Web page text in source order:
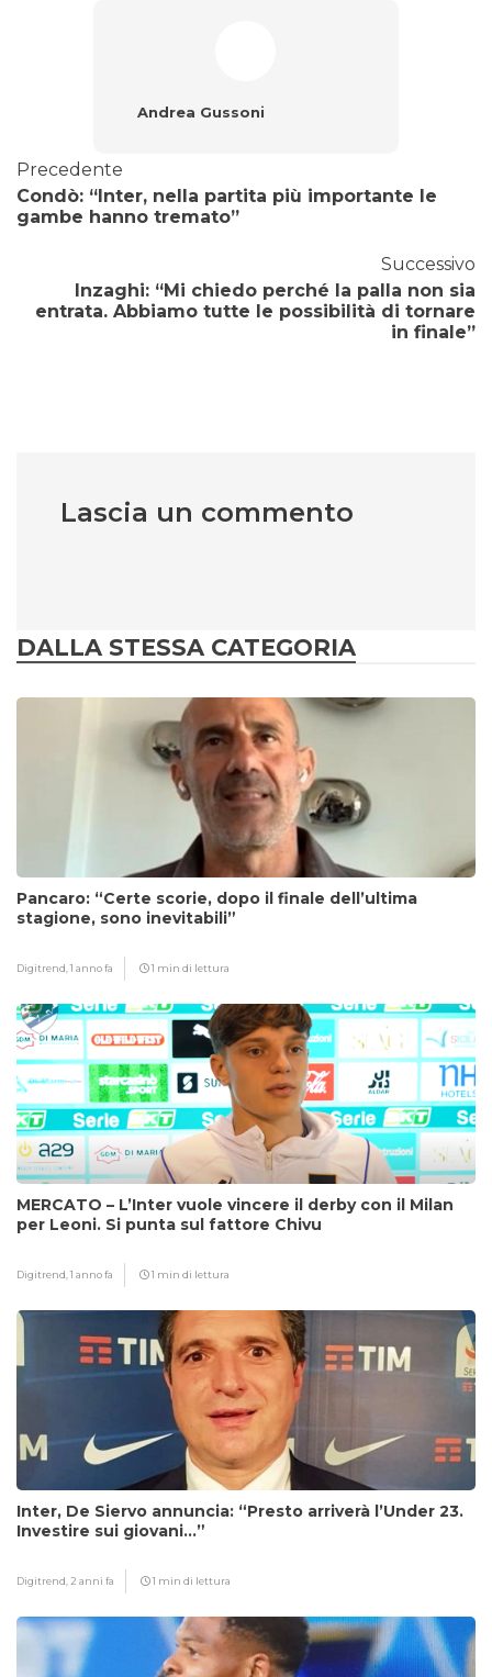
Andrea Gussoni
Precedente
Condò: “Inter, nella partita più importante le
gambe hanno tremato”
Successivo
Inzaghi: “Mi chiedo perché la palla non sia
entrata. Abbiamo tutte le possibilità di tornare
in finale”
Lascia un commento
DALLA STESSA CATEGORIA
Pancaro: “Certe scorie, dopo il finale dell’ultima
stagione, sono inevitabili”
Digitrend,1 anno fa 1 min di lettura
MERCATO – L’Inter vuole vincere il derby con il Milan
per Leoni. Si punta sul fattore Chivu
Digitrend,1 anno fa 1 min di lettura
Inter, De Siervo annuncia: “Presto arriverà l’Under 23.
Investire sui giovani…”
Digitrend, 2 anni fa 1 min di lettura